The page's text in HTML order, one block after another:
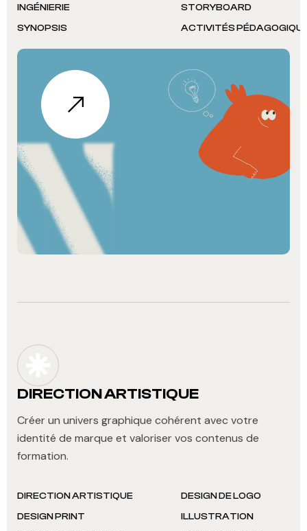
INGÉNIERIE
STORYBOARD
SYNOPSIS
ACTIVITÉS
DIRECTION ARTISTIQUE
Créer un univers graphique cohérent avec votre
identité de marque et valoriser vos contenus de
formation.
DIRECTION ARTISTIQUE
DESIGN DE LOGO
DESIGN PRINT
ILLUSTRATION